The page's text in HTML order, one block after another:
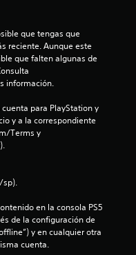
n
u
t
l
d
que tengas que
reciente. Aunque este
que falten algunas de
información.
para PlayStation y
y a la correspondiente
Terms y
sp).
en la consola PS5
de la configuración de
y en cualquier otra
cuenta.